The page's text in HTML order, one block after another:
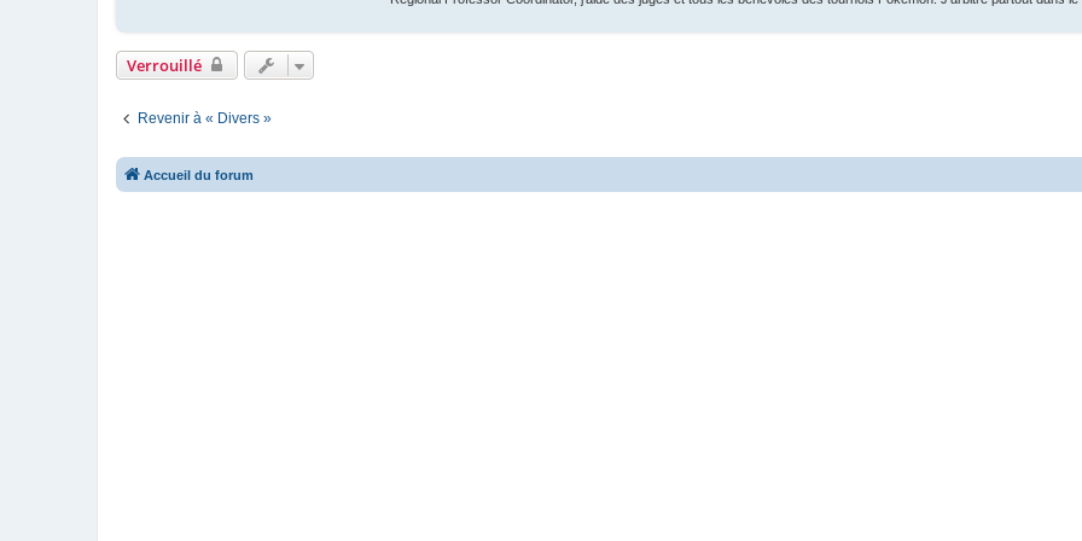
Verrouillé
Revenir à « Divers »
Accueil du forum